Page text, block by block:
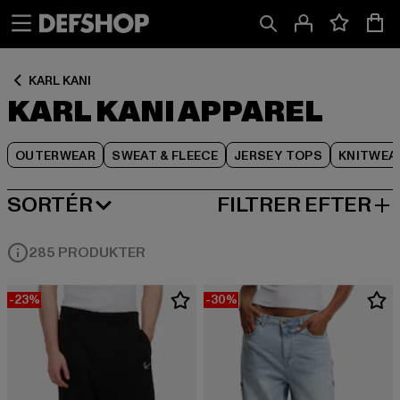
KARL KANI
KARL KANI APPAREL
OUTERWEAR SWEAT & FLEECE JERSEY TOPS
SORTÉR
MEST POPULÆRE FILTRER EFTER
285 PRODUKTER
-23% -30%